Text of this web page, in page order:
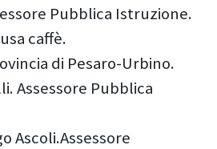
Pubblica Istruzione.
caffè.
di Pesaro-Urbino.
Assessore Pubblica
Ascoli.Assessore